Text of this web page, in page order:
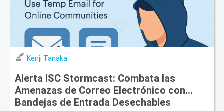
Kenji Tanaka
Alerta ISC Stormcast: Combata las
Amenazas de Correo Electrónico con
Bandejas de Entrada Desechables